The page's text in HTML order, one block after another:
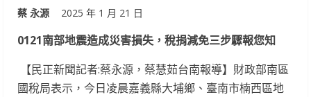
蔡 永源 2025 年 1 月 21 日
0121南部地震造成災害損失，稅捐減免三步驟報您知
【民正新聞記者:蔡永源，蔡慧茹台南報導】財政部南區
國稅局表示，今日凌晨嘉義縣大埔鄉、臺南市楠西區地